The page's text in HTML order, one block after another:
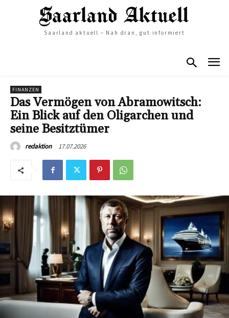
Saarland aktuell – Nah dran, gut informiert
FINANZEN
Das Vermögen von Abramowitsch:
Ein Blick auf den Oligarchen und
seine Besitztümer
redaktion 17.07.2026